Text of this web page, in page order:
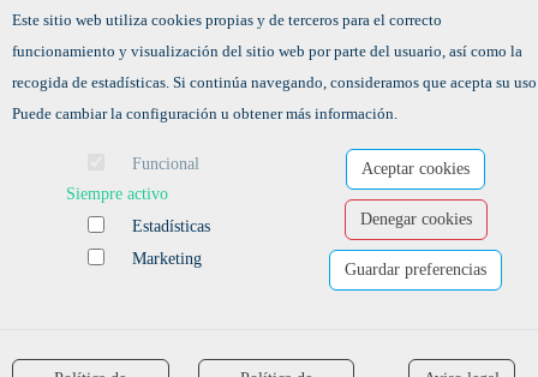
Ofertas de empleo
Formación
Política de Cookies Accesibilidad
Software para las Agencias de colocación
Este sitio web utiliza cookies propias y de terceros para el correcto
funcionamiento y visualización del sitio web por parte del usuario, así como la
recogida de estadísticas. Si continúa navegando, consideramos que acepta su
Puede cambiar la configuración u obtener más información.
Funcional
Siempre activo
Estadísticas
Marketing
Aceptar cookies
Denegar cookies
Guardar preferencias